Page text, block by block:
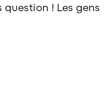
question ! Les gens